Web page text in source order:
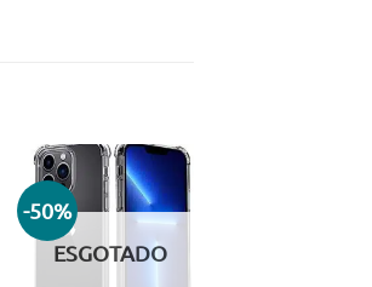
-50%
Adicionar
aos meus
desejos
ESGOTADO